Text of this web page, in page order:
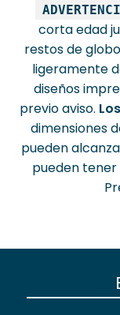
corta edad
restos de
ligeramente
diseños
previo aviso.
dimensiones
pueden
pueden